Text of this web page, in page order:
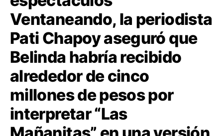
Ventaneando, la periodista
Pati Chapoy aseguró que
Belinda habría recibido
alrededor de cinco
millones de pesos por
interpretar “Las